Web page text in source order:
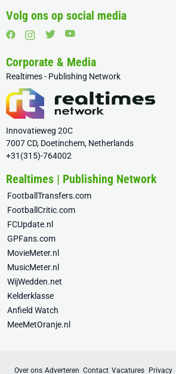
Volg ons op social media
Corporate & Media
Realtimes - Publishing Network
Innovatieweg 20C
7007 CD, Doetinchem, Netherlands
+31(315)-764002
Realtimes | Publishing Network
FootballTransfers.com
FootballCritic.com
FCUpdate.nl
GPFans.com
MovieMeter.nl
MusicMeter.nl
WijWedden.net
Kelderklasse
Anfield Watch
MeeMetOranje.nl
Over ons Adverteren Contact Vacatures Privacy